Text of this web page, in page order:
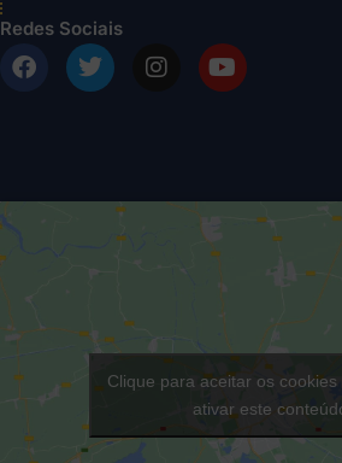
Redes Sociais
Clique para aceitar os
ativar este